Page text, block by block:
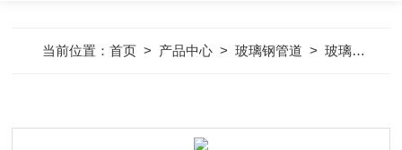
当前位置：首页 > 产品中心 >玻璃钢管道 >玻璃钢工艺管道